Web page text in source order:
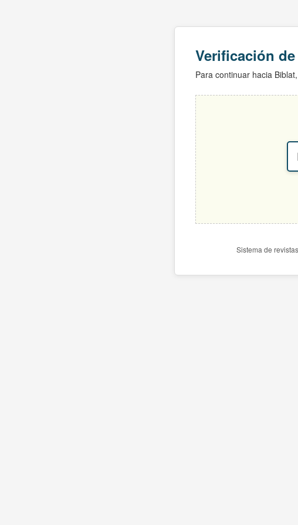
Verificación
Para continuar hacia
Sistema de